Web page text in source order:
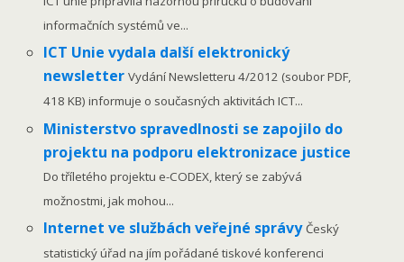
informačních systémů ve...
ICT Unie vydala další elektronický
newsletterVydání Newsletteru 4/2012 (soubor PDF,
418 KB) informuje o současných aktivitách ICT...
Ministerstvo spravedlnosti se zapojilo do
projektu na podporu elektronizace justice
Do tříletého projektu e-CODEX, který se zabývá
možnostmi, jak mohou...
Internet ve službách veřejné správyČeský
statistický úřad na jím pořádané tiskové konferenci